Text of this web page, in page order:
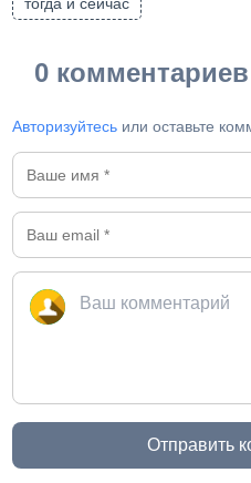
тогда и сейчас
0 комментариев
Авторизуйтесь или оставьте
Отправить